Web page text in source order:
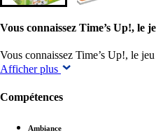
Vous connaissez Time’s Up!,
Vous connaissez Time’s Up!, le
Afficher plus
Compétences
Ambiance